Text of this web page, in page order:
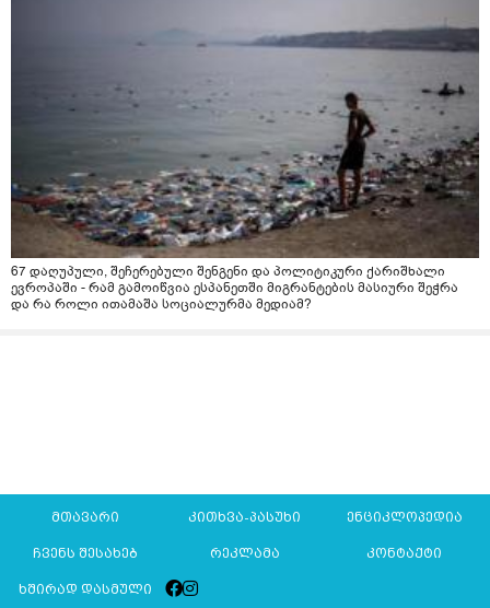
67 დაღუპული, შეჩერებული შენგენი და პოლიტიკური ქარიშხალი
ევროპაში - რამ გამოიწვია ესპანეთში მიგრანტების მასიური შეჭრა
და რა როლი ითამაშა სოციალურმა მედიამ?
მთავარი კითხვა-პასუხი ენციკლოპედია
ჩვენს შესახებ რეკლამა კონტაქტი
ხშირად დასმული